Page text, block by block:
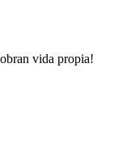
vida propia!